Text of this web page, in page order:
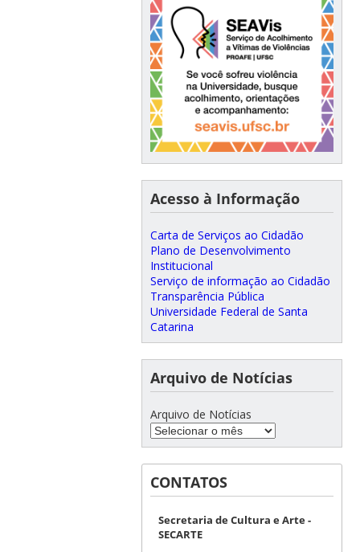
Acesso à Informação
Carta de Serviços ao Cidadão
Plano de Desenvolvimento
Institucional
Serviço de informação ao Cidadão
Transparência Pública
Universidade Federal de Santa
Catarina
Arquivo de Notícias
Arquivo de Notícias
CONTATOS
Secretaria de Cultura e Arte -
SECARTE